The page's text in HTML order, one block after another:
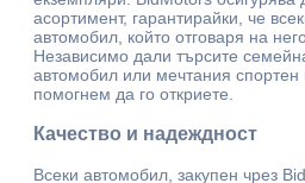
асортимент, гарантирайки, че
автомобил, който отговаря на
Независимо дали търсите
автомобил или мечтания
помогнем да го откриете.
Качество и надеждност
Всеки автомобил, закупен чрез